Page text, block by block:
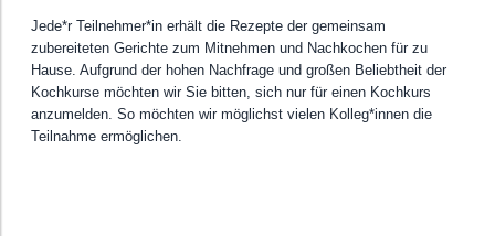
Jede*r Teilnehmer*in erhält die Rezepte der gemeinsam
zubereiteten Gerichte zum Mitnehmen und Nachkochen für zu
Hause. Aufgrund der hohen Nachfrage und großen Beliebtheit der
Kochkurse möchten wir Sie bitten, sich nur für einen Kochkurs
anzumelden. So möchten wir möglichst vielen Kolleg*innen die
Teilnahme ermöglichen.